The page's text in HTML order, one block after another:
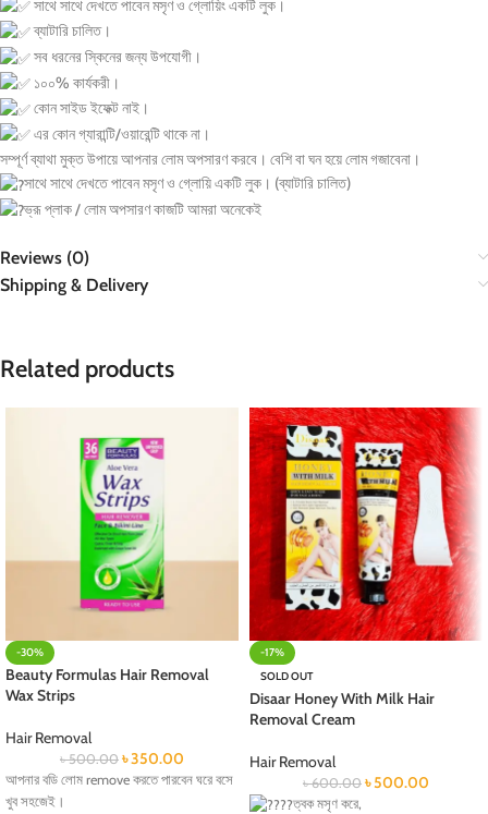
সাথে সাথে দেখতে পাবেন মসৃণ ও গ্লোয়িং একটি লুক।
ব্যাটারি চালিত।
সব ধরনের স্কিনের জন্য উপযোগী।
১০০% কার্যকরী।
কোন সাইড ইফেক্ট নাই।
এর কোন গ্যারান্টি/ওয়ারেন্টি থাকে না।
সম্পূর্ণ ব্যাথা মুক্ত উপায়ে আপনার লোম অপসারণ করবে। বেশি বা ঘন হয়ে লোম গজাবেনা।
সাথে সাথে দেখতে পাবেন মসৃণ ও গ্লোয়ি একটি লুক। (ব্যাটারি চালিত)
ভ্রূ প্লাক / লোম অপসারণ কাজটি আমরা অনেকেই
Reviews (0)
Shipping & Delivery
Related products
-30%
Beauty Formulas Hair Removal
Wax Strips
Hair Removal
৳500.00 ৳350.00
আপনার বডি লোম remove করতে পারবেন ঘরে বসে
খুব সহজেই।
-17%
SOLD OUT
Disaar Honey With Milk Hair
Removal Cream
Hair Removal
৳600.00 ৳500.00
ত্বক মসৃণ করে,